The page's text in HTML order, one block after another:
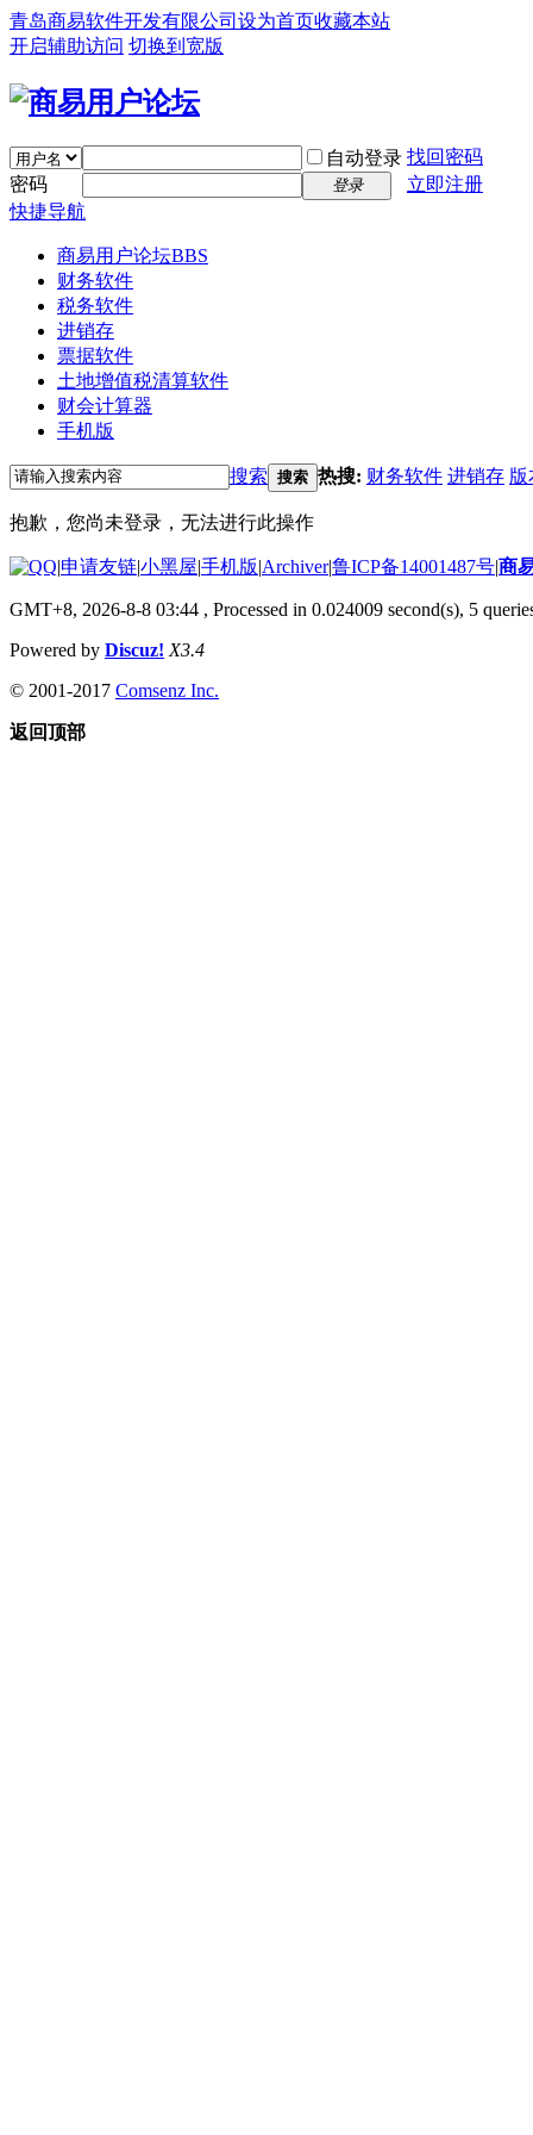
青岛商易软件开发有限公司 设为首页收藏本站
开启辅助访问 切换到宽版
自动登录 找回密码
密码
登录
立即注册
快捷导航
商易用户论坛BBS
财务软件
税务软件
进销存
票据软件
土地增值税清算软件
财会计算器
手机版
搜索 搜索 热搜: 财务软件 进销存 版
抱歉，您尚未登录，无法进行此操作
|申请友链|小黑屋|手机版|Archiver|鲁ICP备14001487号|商
GMT+8, 2026-8-8 03:44 , Processed in 0.024009 second(s), 5
Powered by Discuz! X3.4
© 2001-2017 Comsenz Inc.
返回顶部